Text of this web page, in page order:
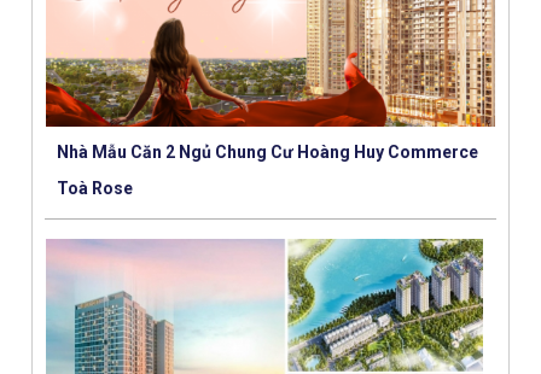
Nhà Mẫu Căn 2 Ngủ Chung Cư Hoàng Huy Commerce
Toà Rose